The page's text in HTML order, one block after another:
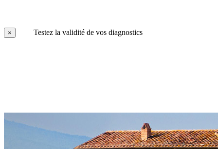
× Testez la validité de vos diagnostics